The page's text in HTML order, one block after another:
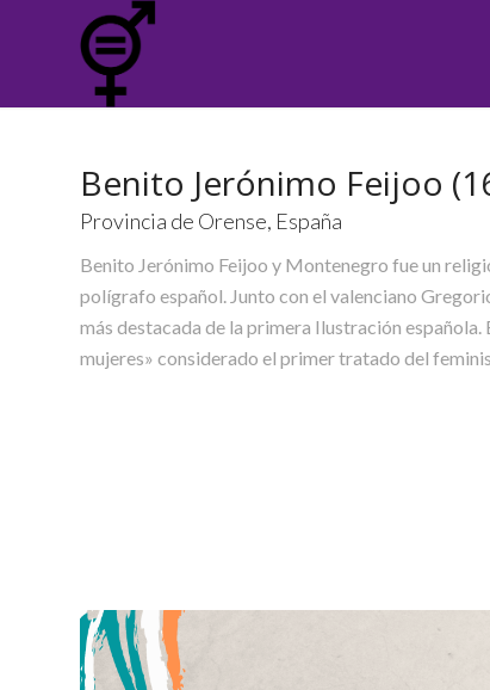
Benito Jerónimo Feijoo
Provincia de Orense, España
Benito Jerónimo Feijoo y Montenegro fue un
polígrafo español. Junto con el valenciano
más destacada de la primera Ilustración española.
mujeres» considerado el primer tratado del